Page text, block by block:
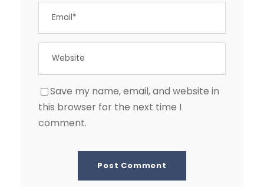
Save my name, email, and website in
this browser for the next time I
comment.